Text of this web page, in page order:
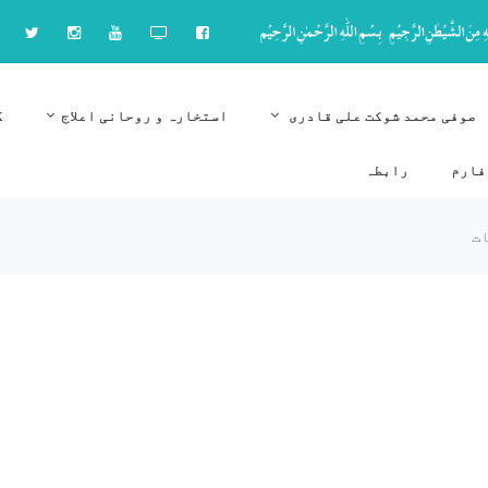
صوفی محمد شوکت علی قادری استخارہ و روحانی اعلاج
رابطہ